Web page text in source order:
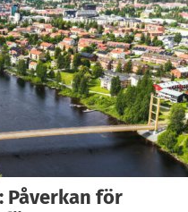
för